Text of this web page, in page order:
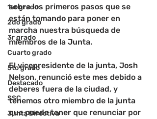
1er grado
2do grado
3r grado
Cuarto grado
5to grado
Destacado
SSC
Junta Directiva
sobre los primeros pasos que se
están tomando para poner en
marcha nuestra búsqueda de
miembros de la Junta.
El vicepresidente de la junta, Josh
Nelson, renunció este mes debido a
deberes fuera de la ciudad, y
tenemos otro miembro de la junta
que puede tener que renunciar por